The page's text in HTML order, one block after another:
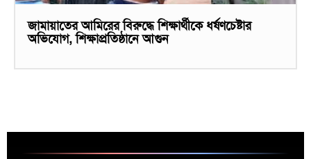
জামায়াতের আমিরের বিরুদ্ধে শিক্ষার্থীকে ধর্ষণচেষ্টার
অভিযোগ, শিক্ষাপ্রতিষ্ঠানে আগুন